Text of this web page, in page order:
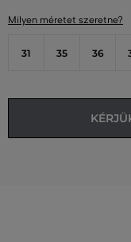
Milyen méretet szeretne?
31 35 36